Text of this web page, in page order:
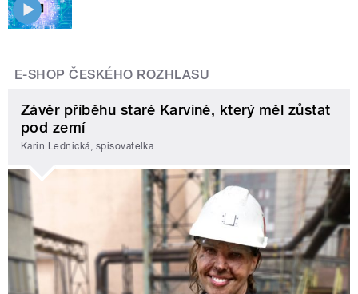
E-SHOP ČESKÉHO ROZHLASU
Závěr příběhu staré Karviné, který měl zůstat
pod zemí
Karin Lednická, spisovatelka